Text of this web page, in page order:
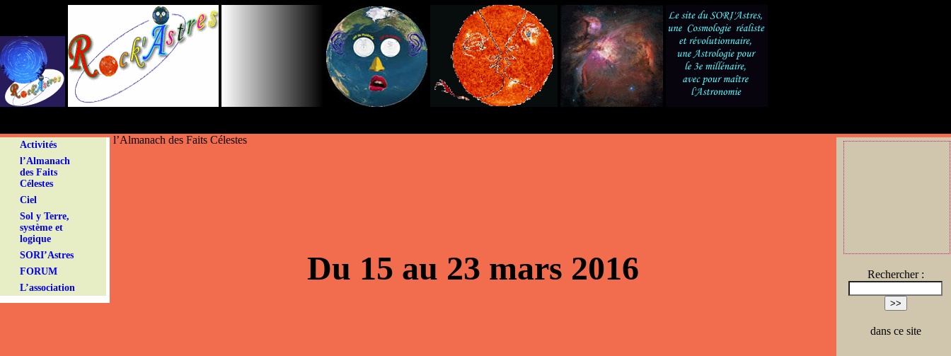
Activités
l’Almanach
des Faits
Célestes
Ciel
Sol y Terre,
système et
logique
SORI’Astres
FORUM
L’association
Rechercher :
dans ce site
l’Almanach des Faits Célestes
Du 15 au 23 mars 2016
Panneau de gestion des cookies